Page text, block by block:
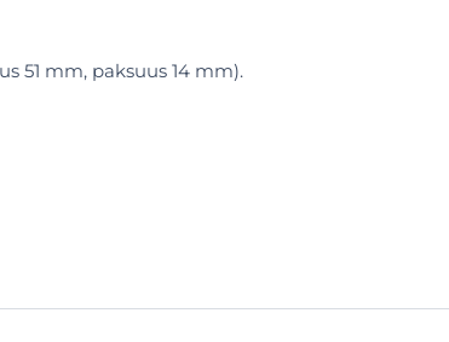
51 mm, paksuus 14 mm).